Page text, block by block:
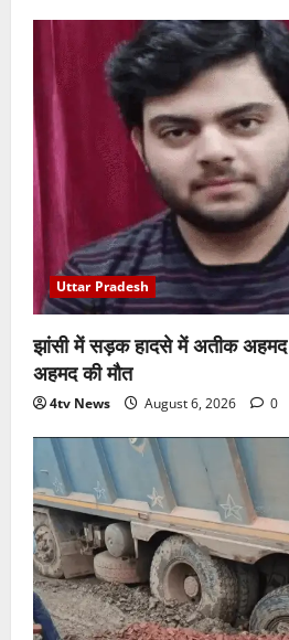
Uttar Pradesh
झांसी में सड़क हादसे में अतीक
अहमद की मौत
4tv News August 6, 2026 0